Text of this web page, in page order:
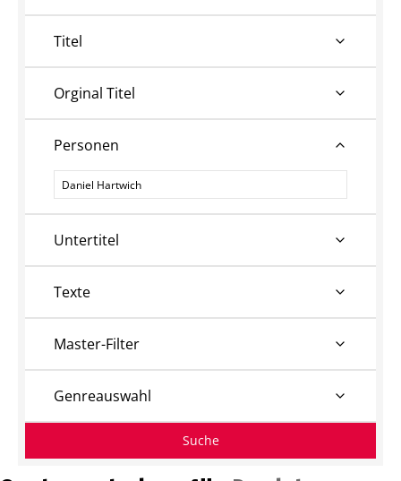
Titel
Orginal Titel
Personen
Personen
Untertitel
Texte
Master-Filter
Genreauswahl
Suche